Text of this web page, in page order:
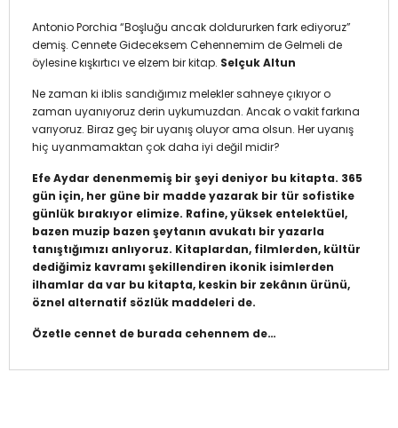
Antonio Porchia “Boşluğu ancak doldururken fark ediyoruz”
demiş. Cennete Gideceksem Cehennemim de Gelmeli de
öylesine kışkırtıcı ve elzem bir kitap. Selçuk Altun
Ne zaman ki iblis sandığımız melekler sahneye çıkıyor o
zaman uyanıyoruz derin uykumuzdan. Ancak o vakit farkına
varıyoruz. Biraz geç bir uyanış oluyor ama olsun. Her uyanış
hiç uyanmamaktan çok daha iyi değil midir?
Efe Aydar denenmemiş bir şeyi deniyor bu kitapta. 365
gün için, her güne bir madde yazarak bir tür sofistike
günlük bırakıyor elimize. Rafine, yüksek entelektüel,
bazen muzip bazen şeytanın avukatı bir yazarla
tanıştığımızı anlıyoruz. Kitaplardan, filmlerden, kültür
dediğimiz kavramı şekillendiren ikonik isimlerden
ilhamlar da var bu kitapta, keskin bir zekânın ürünü,
öznel alternatif sözlük maddeleri de.
Özetle cennet de burada cehennem de…